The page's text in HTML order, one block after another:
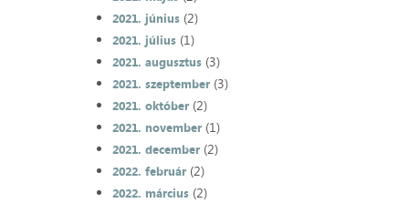
2021. június(2)
2021. július(1)
2021. augusztus(3)
2021. szeptember(3)
2021. október(2)
2021. november(1)
2021. december(2)
2022. február(2)
2022. március(2)